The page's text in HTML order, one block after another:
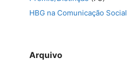
HBG na Comunicação Social
Arquivo